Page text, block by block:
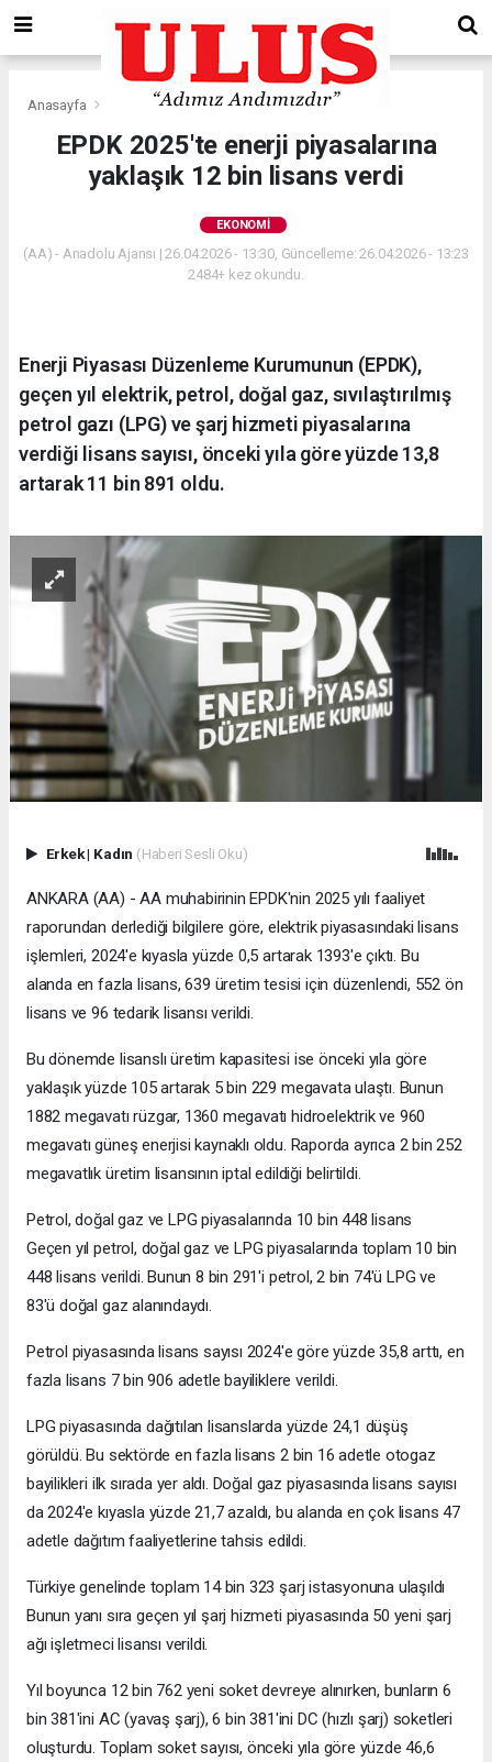
Anasayfa Ekonomi
EPDK 2025'te enerji piyasalarına
yaklaşık 12 bin lisans verdi
EKONOMI
(AA) - Anadolu Ajansı | 26.04.2026 - 13:30, Güncelleme: 26.04.2026 - 13:23
2484+ kez okundu.
Enerji Piyasası Düzenleme Kurumunun (EPDK),
geçen yıl elektrik, petrol, doğal gaz, sıvılaştırılmış
petrol gazı (LPG) ve şarj hizmeti piyasalarına
verdiği lisans sayısı, önceki yıla göre yüzde 13,8
artarak 11 bin 891 oldu.
Erkek| Kadın (Haberi Sesli Oku)
ANKARA (AA) - AA muhabirinin EPDK'nin 2025 yılı faaliyet
raporundan derlediği bilgilere göre, elektrik piyasasındaki lisans
işlemleri, 2024'e kıyasla yüzde 0,5 artarak 1393'e çıktı. Bu
alanda en fazla lisans, 639 üretim tesisi için düzenlendi, 552 ön
lisans ve 96 tedarik lisansı verildi.
Bu dönemde lisanslı üretim kapasitesi ise önceki yıla göre
yaklaşık yüzde 105 artarak 5 bin 229 megavata ulaştı. Bunun
1882 megavatı rüzgar, 1360 megavatı hidroelektrik ve 960
megavatı güneş enerjisi kaynaklı oldu. Raporda ayrıca 2 bin 252
megavatlık üretim lisansının iptal edildiği belirtildi.
Petrol, doğal gaz ve LPG piyasalarında 10 bin 448 lisans
Geçen yıl petrol, doğal gaz ve LPG piyasalarında toplam 10 bin
448 lisans verildi. Bunun 8 bin 291'i petrol, 2 bin 74'ü LPG ve
83'ü doğal gaz alanındaydı.
Petrol piyasasında lisans sayısı 2024'e göre yüzde 35,8 arttı, en
fazla lisans 7 bin 906 adetle bayiliklere verildi.
LPG piyasasında dağıtılan lisanslarda yüzde 24,1 düşüş
görüldü. Bu sektörde en fazla lisans 2 bin 16 adetle otogaz
bayilikleri ilk sırada yer aldı. Doğal gaz piyasasında lisans sayısı
da 2024'e kıyasla yüzde 21,7 azaldı, bu alanda en çok lisans 47
adetle dağıtım faaliyetlerine tahsis edildi.
Türkiye genelinde toplam 14 bin 323 şarj istasyonuna ulaşıldı
Bunun yanı sıra geçen yıl şarj hizmeti piyasasında 50 yeni şarj
ağı işletmeci lisansı verildi.
Yıl boyunca 12 bin 762 yeni soket devreye alınırken, bunların 6
bin 381'ini AC (yavaş şarj), 6 bin 381'ini DC (hızlı şarj) soketleri
oluşturdu. Toplam soket sayısı, önceki yıla göre yüzde 46,6